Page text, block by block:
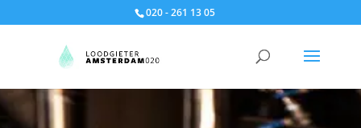
020 - 261 13 05